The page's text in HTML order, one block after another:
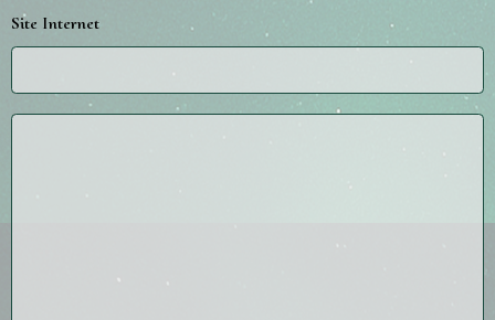
Site Internet